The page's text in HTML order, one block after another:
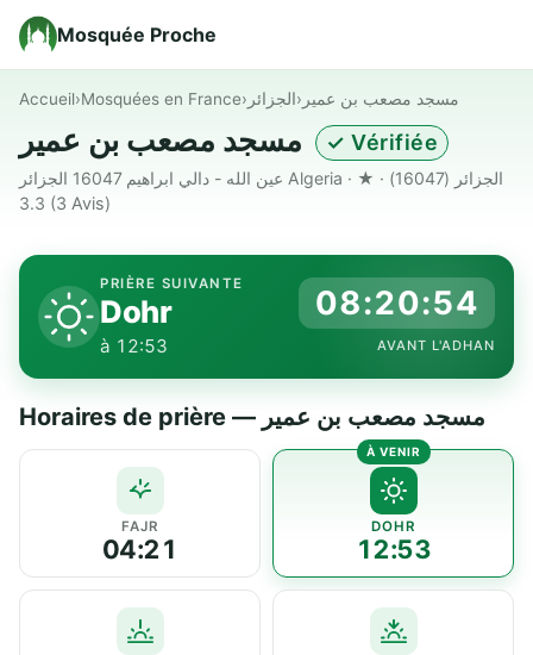
Mosquée Proche
Accueil›Mosquées en France› الجزائر› مسجد مصعب بن عمير
✓ Vérifiée
عين الله - دالي ابراهيم 16047 الجزائر Algeria · الجزائر (16047) · ★
(3 Avis)
PRIÈRE SUIVANTE
Dohr
à 12:53
08:20:54
AVANT L'ADHAN
Horaires de prière — مسجد مصعب بن عمير
FAJR
04:21
DOHR
12:53